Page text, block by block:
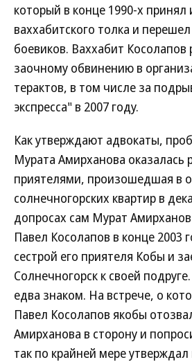
который в конце 1990-х принял
ваххабитского толка и
боевиков. Ваххабит Косолапов
заочному обвинению в
терактов, в том числе за
экспресса" в 2007 году.
Как утверждают адвокаты,
Мурата Амирханова оказалась
приятелями, произошедшая в
солнечногорских квартир в
допросах сам Мурат
Павел Косолапов в конце 2003
сестрой его приятеля Кобы и
Солнечногорск к своей
едва знаком. На встрече, о
Павел Косолапов якобы
Амирханова в сторону и
так по крайней мере утверждал